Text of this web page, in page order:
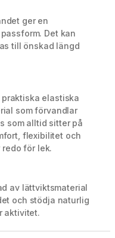
ger en
Det kan
till önskad längd
elastiska
som förvandlar
som alltid sitter på
flexibilitet och
för lek.
av lättviktsmaterial
och stödja naturlig
aktivitet.